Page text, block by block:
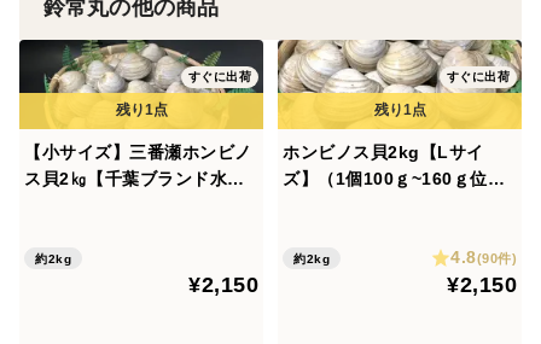
素が供給され、さらに三番瀬に流れ込む複数の河川がミ
ネラルなどの養分を運んで海水中に栄養分が豊富にふく
まれているため多くの生き物を育てています。
＜品種など＞
が変色し白色、又は黒ずんでいる物もありますが中身は
鈴常丸の他の商品
すぐに出荷
【小サイズ】三番瀬ホンビノ
ス貝2㎏【千葉ブランド水産
師直送】【三番瀬産】【かん
約2kg
¥2,150
すぐに出荷
ホンビノス貝2kg【Lサイ
ズ】（1個100ｇ~160ｇ位
レシピ付き】
約2kg 4.8(90件)
¥2,150